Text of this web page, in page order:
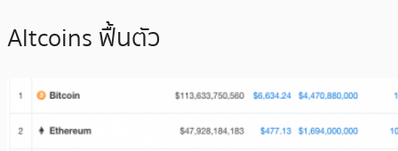
Altcoins ฟื้นตัว